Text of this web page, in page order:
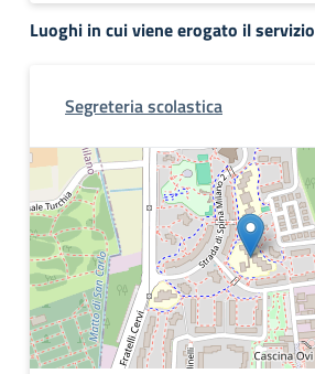
Luoghi in cui viene erogato il servizio
Segreteria scolastica